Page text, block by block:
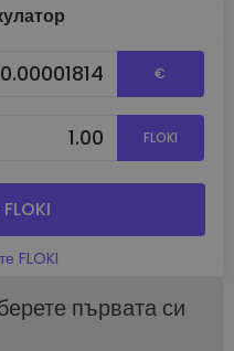
€
FLOKI
FLOKI
първата си